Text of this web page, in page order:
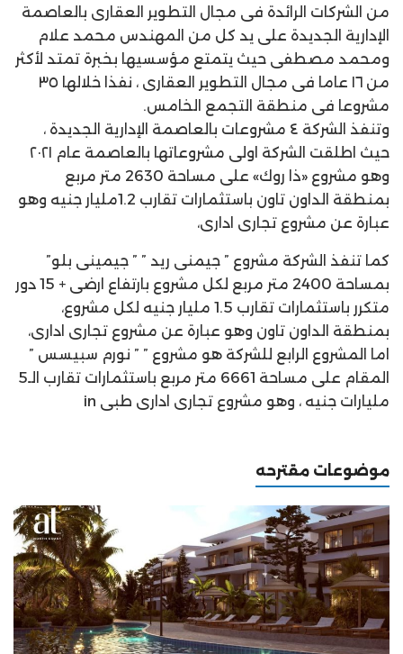
من الشركات الرائدة فى مجال التطوير العقارى بالعاصمة
الإدارية الجديدة على يد كل من المهندس محمد علام
ومحمد مصطفى حيث يتمتع مؤسسيها بخبرة تمتد لأكثر
من ١٦ عاما فى مجال التطوير العقارى ، نفذا خلالها ٣٥
مشروعا فى منطقة التجمع الخامس.
وتنفذ الشركة ٤ مشروعات بالعاصمة الإدارية الجديدة ،
حيث اطلقت الشركة اولى مشروعاتها بالعاصمة عام ٢٠٢١
وهو مشروع «ذا روك» على مساحة 2630 متر مربع
بمنطقة الداون تاون باستثمارات تقارب 1.2مليار جنيه وهو
عبارة عن مشروع تجارى ادارى،
كما تنفذ الشركة مشروع ” جيمنى ريد ” ” جيمينى بلو”
بمساحة 2400 متر مربع لكل مشروع بارتفاع ارضى + 15 دور
متكرر باستثمارات تقارب 1.5 مليار جنيه لكل مشروع،
بمنطقة الداون تاون وهو عبارة عن مشروع تجارى ادارى،
اما المشروع الرابع للشركة هو مشروع ” ” نورم سبيسس ”
المقام على مساحة 6661 متر مربع باستثمارات تقارب الـ5
مليارات جنيه ، وهو مشروع تجارى ادارى طبى in
موضوعات مقترحه